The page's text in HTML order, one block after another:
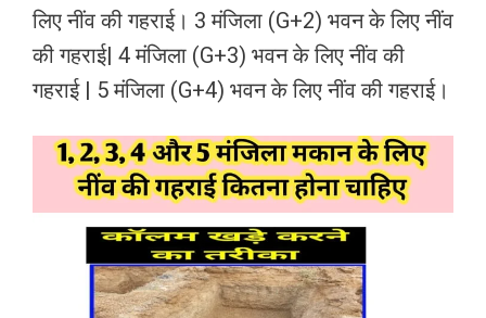
लिए नींव की गहराई। 3 मंजिला (G+2) भवन के लिए नींव
की गहराई| 4 मंजिला (G+3) भवन के लिए नींव की
गहराई | 5 मंजिला (G+4) भवन के लिए नींव की गहराई।